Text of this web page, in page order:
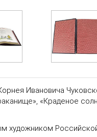
Ивановича
«Краденое
художником